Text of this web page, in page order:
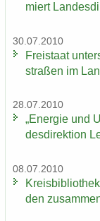
miert
30.07.2010
Frei­staat
stra­ßen im
28.07.2010
„En­er­gie und
des­di­rek­ti­on
08.07.2010
den